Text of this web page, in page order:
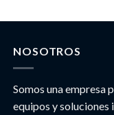
NOSOTROS
Somos una empresa
equipos y